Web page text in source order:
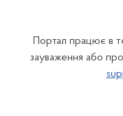
Портал працює в
зауваження або